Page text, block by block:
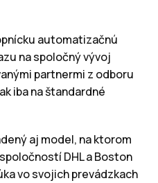
automatizačnú
na spoločný vývoj
partnermi z odboru
iba na štandardné
aj model, na ktorom
DHL a Boston
vo svojich prevádzkach